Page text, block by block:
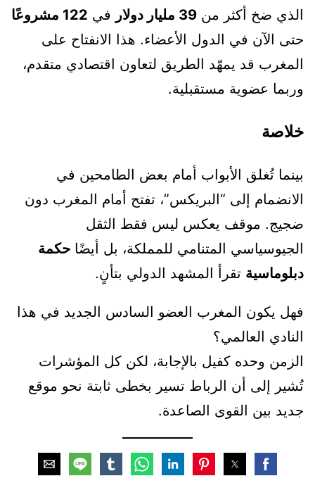
الذي ضخ أكثر من 39 مليار دولار في 122 مشروعًا
حتى الآن في الدول الأعضاء. هذا الانفتاح على
المغرب قد يمهّد الطريق لتعاون اقتصادي متقدم،
وربما عضوية مستقبلية.
خلاصة
بينما تُغلق الأبواب أمام بعض الطامحين في
الانضمام إلى “البريكس”، تفتح أمام المغرب دون
ضجيج. موقف يعكس ليس فقط الثقل
الجيوسياسي المتنامي للمملكة، بل أيضًا حكمة
دبلوماسية تقرأ المشهد الدولي بتأنٍ.
فهل يكون المغرب العضو السادس الجديد في هذا
النادي العالمي؟
الزمن وحده كفيل بالإجابة، لكن كل المؤشرات
تُشير إلى أن الرباط تسير بخطى ثابتة نحو موقع
جديد بين القوى الصاعدة.